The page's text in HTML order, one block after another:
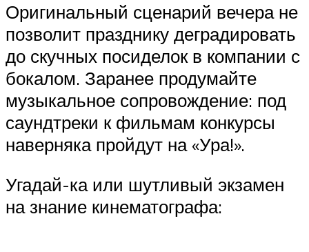
Оригинальный сценарий вечера не
позволит празднику деградировать
до скучных посиделок в компании с
бокалом. Заранее продумайте
музыкальное сопровождение: под
саундтреки к фильмам конкурсы
наверняка пройдут на «Ура!».
Угадай-ка или шутливый экзамен
на знание кинематографа: